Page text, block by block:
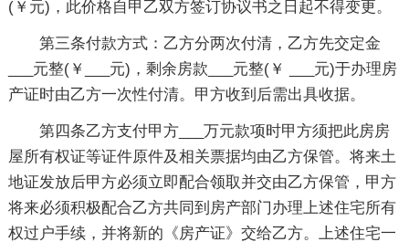
(￥元)，此价格自甲乙双方签订协议书之日起不得变更。
第三条付款方式：乙方分两次付清，乙方先交定金
___元整(￥___元)，剩余房款___元整(￥ ___元)于办理房
产证时由乙方一次性付清。甲方收到后需出具收据。
第四条乙方支付甲方___万元款项时甲方须把此房房
屋所有权证等证件原件及相关票据均由乙方保管。将来土
地证发放后甲方必须立即配合领取并交由乙方保管，甲方
将来必须积极配合乙方共同到房产部门办理上述住宅所有
权过户手续，并将新的《房产证》交给乙方。上述住宅一